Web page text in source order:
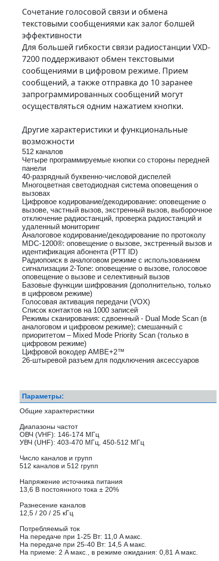
Сочетание голосовой связи и обмена
текстовыми сообщениями как залог болшей
эффективности
Для большей гибкости связи радиостанции VXD-
7200 поддерживают обмен текстовыми
сообщениями в цифровом режиме. Прием
сообщений, а также отправка до 10 заранее
запрограммированных сообщений могут
осуществляться одним нажатием кнопки.
Другие характеристики и функциональные
возможности
512 каналов
Четыре программируемые кнопки со стороны передней
панели
40-разрядный буквенно-числовой диспелей
Многоцветная светодиодная система оповещения о
вызовах
Цифровое кодирование/декодирование: оповещение о
вызове, частный вызов, экстренный вызов, выборочное
отключение радиостанций, проверка радиостанций и
удаленный мониторинг
Аналоговое кодирование/декодирование по протоколу
MDC-1200®: оповещение о вызове, экстренный вызов и
идентификация абонента (PTT ID)
Радиопоиск в аналоговом режиме с использованием
сигнализации 2-Tone: оповещение о вызове, голосовое
оповещение о вызове и селективный вызов
Базовые функции шифрования (дополнительно, только
в цифровом режиме)
Голосовая активация передачи (VOX)
Список контактов на 1000 записей
Режимы сканирования: сдвоенный - Dual Mode Scan (в
аналоговом и цифровом режиме); смешанный с
приоритетом – Mixed Mode Priority Scan (только в
цифровом режиме)
Цифровой вокодер AMBE+2™
26-штыревой разъем для подключения аксессуаров
Параметры:
Общие характеристики
Диапазоны частот
ОВЧ (VHF): 146-174 МГц
УВЧ (UHF): 403-470 МГц, 450-512 МГц
Число каналов и групп
512 каналов и 512 групп
Напряжение источника питания
13,6 В постоянного тока ± 20%
Разнесение каналов
12,5 / 20 / 25 кГц
Потребляемый ток
На передаче при 1-25 Вт: 11,0 A макс.
На передаче при 25-40 Вт: 14,5 A макс.
На приеме: 2 A макс., в режиме ожидания: 0,81 A макс.